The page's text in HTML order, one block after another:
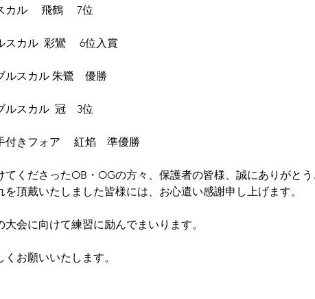
カル 　飛鶴 　7位
スカル  彩鸞 　6位入賞
ルスカル 朱鷺　優勝
ルスカル  冠　3位
付きフォア 　紅焰　準優勝
てくださったOB・OGの方々、保護者の皆様、誠にありがと
を頂戴いたしました皆様には、お心遣い感謝申し上げます。
大会に向けて練習に励んでまいります。
お願いいたします。